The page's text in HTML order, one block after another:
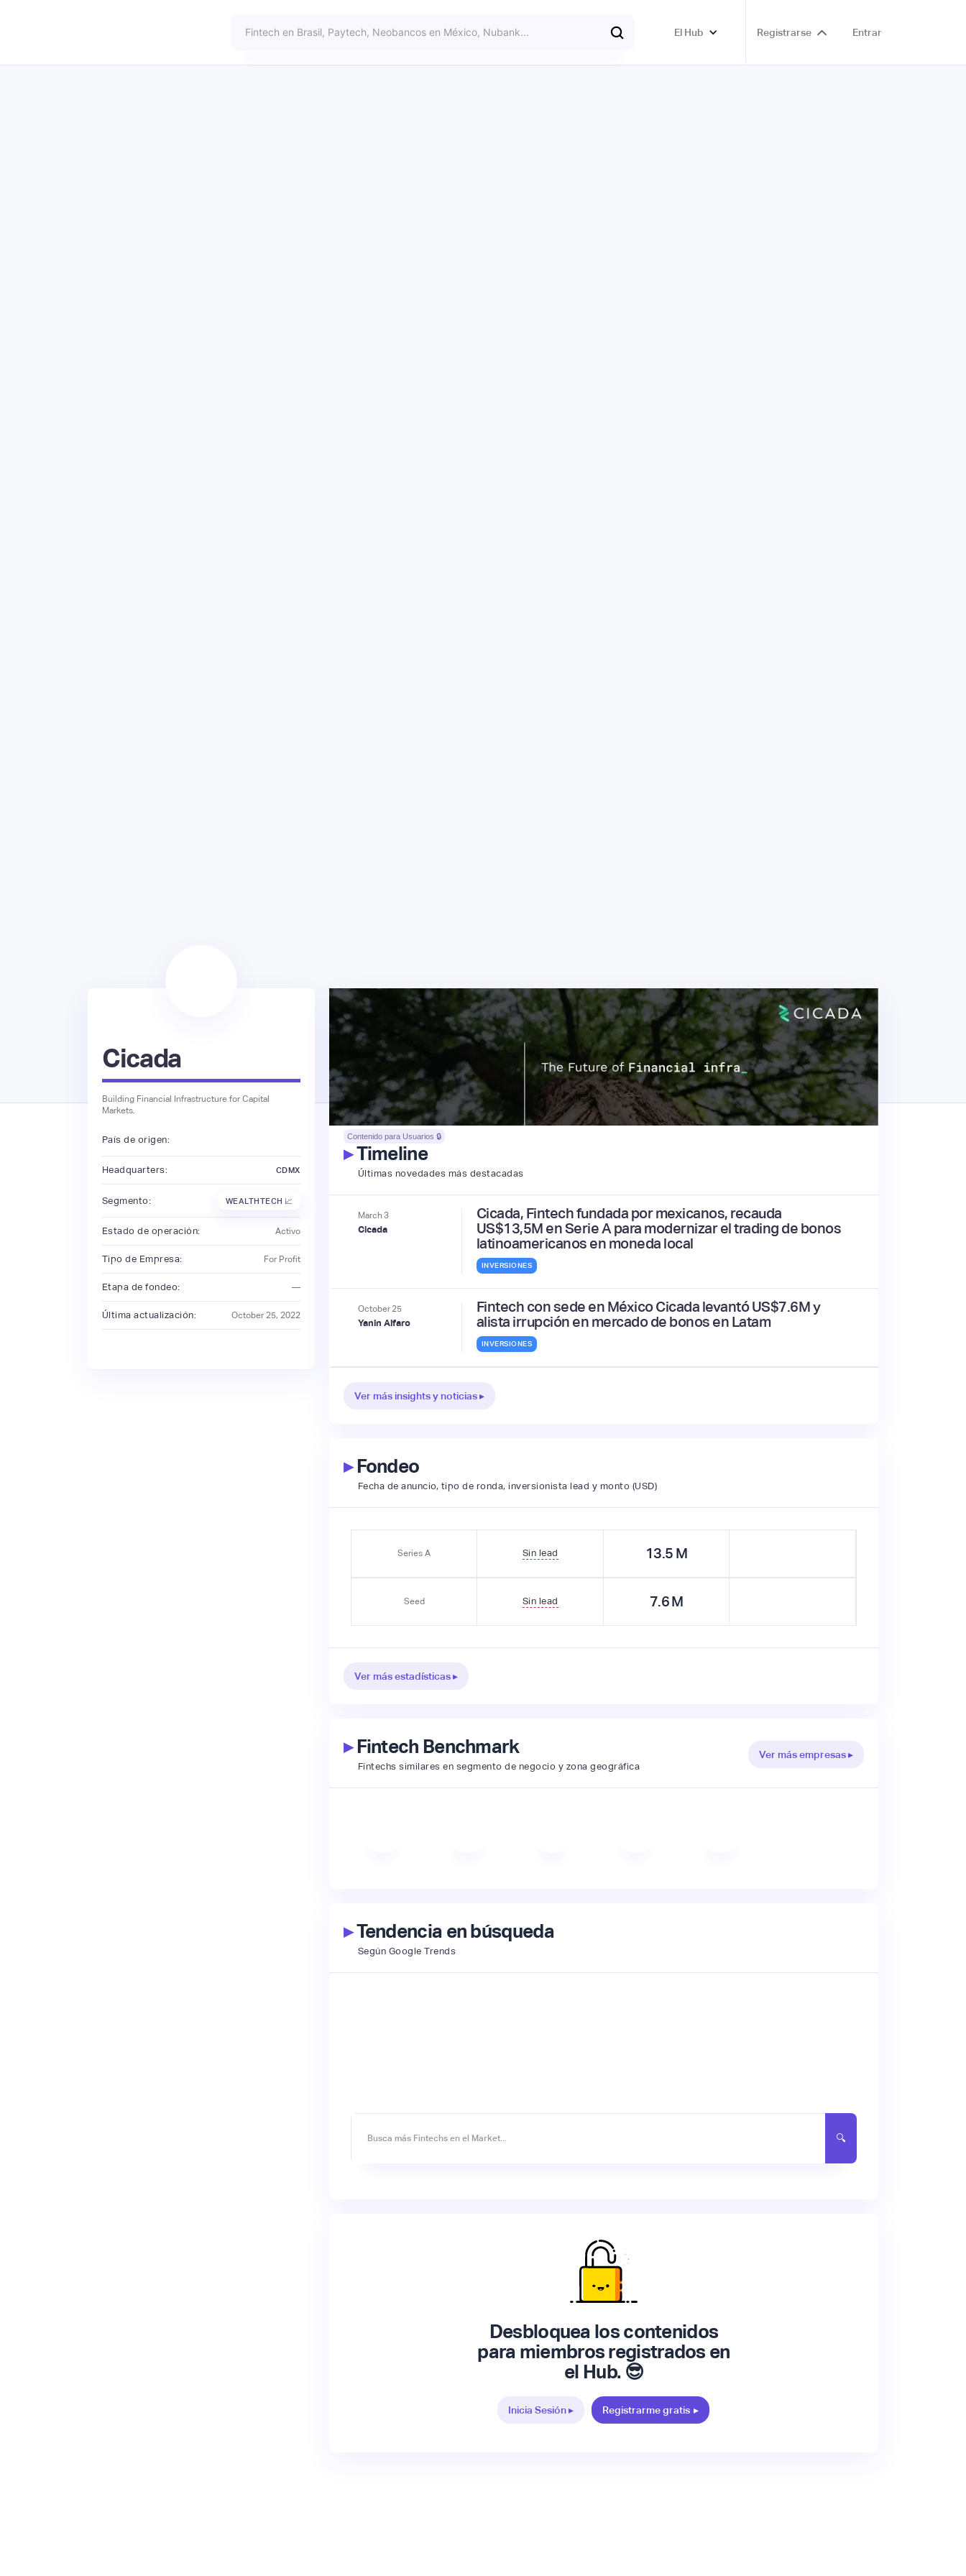
El Hub Registrarse Entrar
Cicada
Building Financial Infrastructure for Capital
Markets.
País de origen:
Headquarters: CDMX
Segmento: WEALTHTECH 📈
Estado de operación: Activo
Tipo de Empresa: For Profit
Etapa de fondeo: —
Última actualización: October 25, 2022
Contenido para Usuarios 🔒
▸Timeline
Últimas novedades más destacadas
March 3
Cicada
Cicada, Fintech fundada por mexicanos, recauda
US$13,5M en Serie A para modernizar el trading de bonos
latinoamericanos en moneda local
INVERSIONES
October25
Yanin Alfaro
Fintech con sede en México Cicada levantó US$7.6M y
alista irrupción en mercado de bonos en Latam
INVERSIONES
Ver más insights y noticias ▸
▸Fondeo
Fecha de anuncio, tipo de ronda, inversionista lead y monto (USD)
Series A Sin lead 13.5 M
Seed Sin lead 7.6M
Ver más estadísticas ▸
▸Fintech Benchmark
Fintechs similares en segmento de negocio y zona geográfica
Ver más empresas ▸
▸Tendencia en búsqueda
Según Google Trends
Desbloquea los contenidos
para miembros registrados en
el Hub. 😎
Inicia Sesión ▸ Registrarme gratis ▸